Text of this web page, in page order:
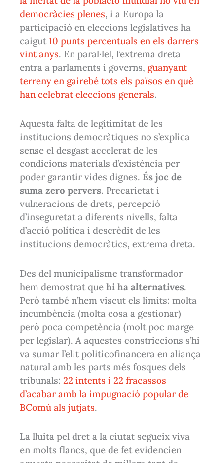
democràcies plenes, i a Europa la
participació en eleccions legislatives ha
caigut10 punts percentuals en els darrers
vint anys. En paral·lel, l’extrema dreta
entra a parlaments i governs, guanyant
terreny en gairebé tots els països en què
han celebrat eleccions generals.
Aquesta falta de legitimitat de les
institucions democràtiques no s’explica
sense el desgast accelerat de les
condicions materials d’existència per
poder garantir vides dignes. És joc de
suma zero pervers. Precarietat i
vulneracions de drets, percepció
d’inseguretat a diferents nivells, falta
d’acció política i descrèdit de les
institucions democràtics, extrema dreta.
Des del municipalisme transformador
hem demostrat quehi ha alternatives.
Però també n’hem viscut els límits: molta
incumbència (molta cosa a gestionar)
però poca competència (molt poc marge
per legislar). A aquestes constriccions s’hi
va sumar l’elit politicofinancera en aliança
natural amb les parts més fosques dels
tribunals: 22 intents i 22 fracassos
d’acabar amb la impugnació popular de
BComú als jutjats.
La lluita pel dret a la ciutat segueix viva
en molts flancs, que de fet evidencien